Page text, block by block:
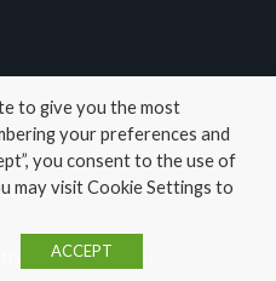
avecGeneratePress
to give you the most
your preferences and
you consent to the use of
may visit Cookie Settings to
ACCEPT